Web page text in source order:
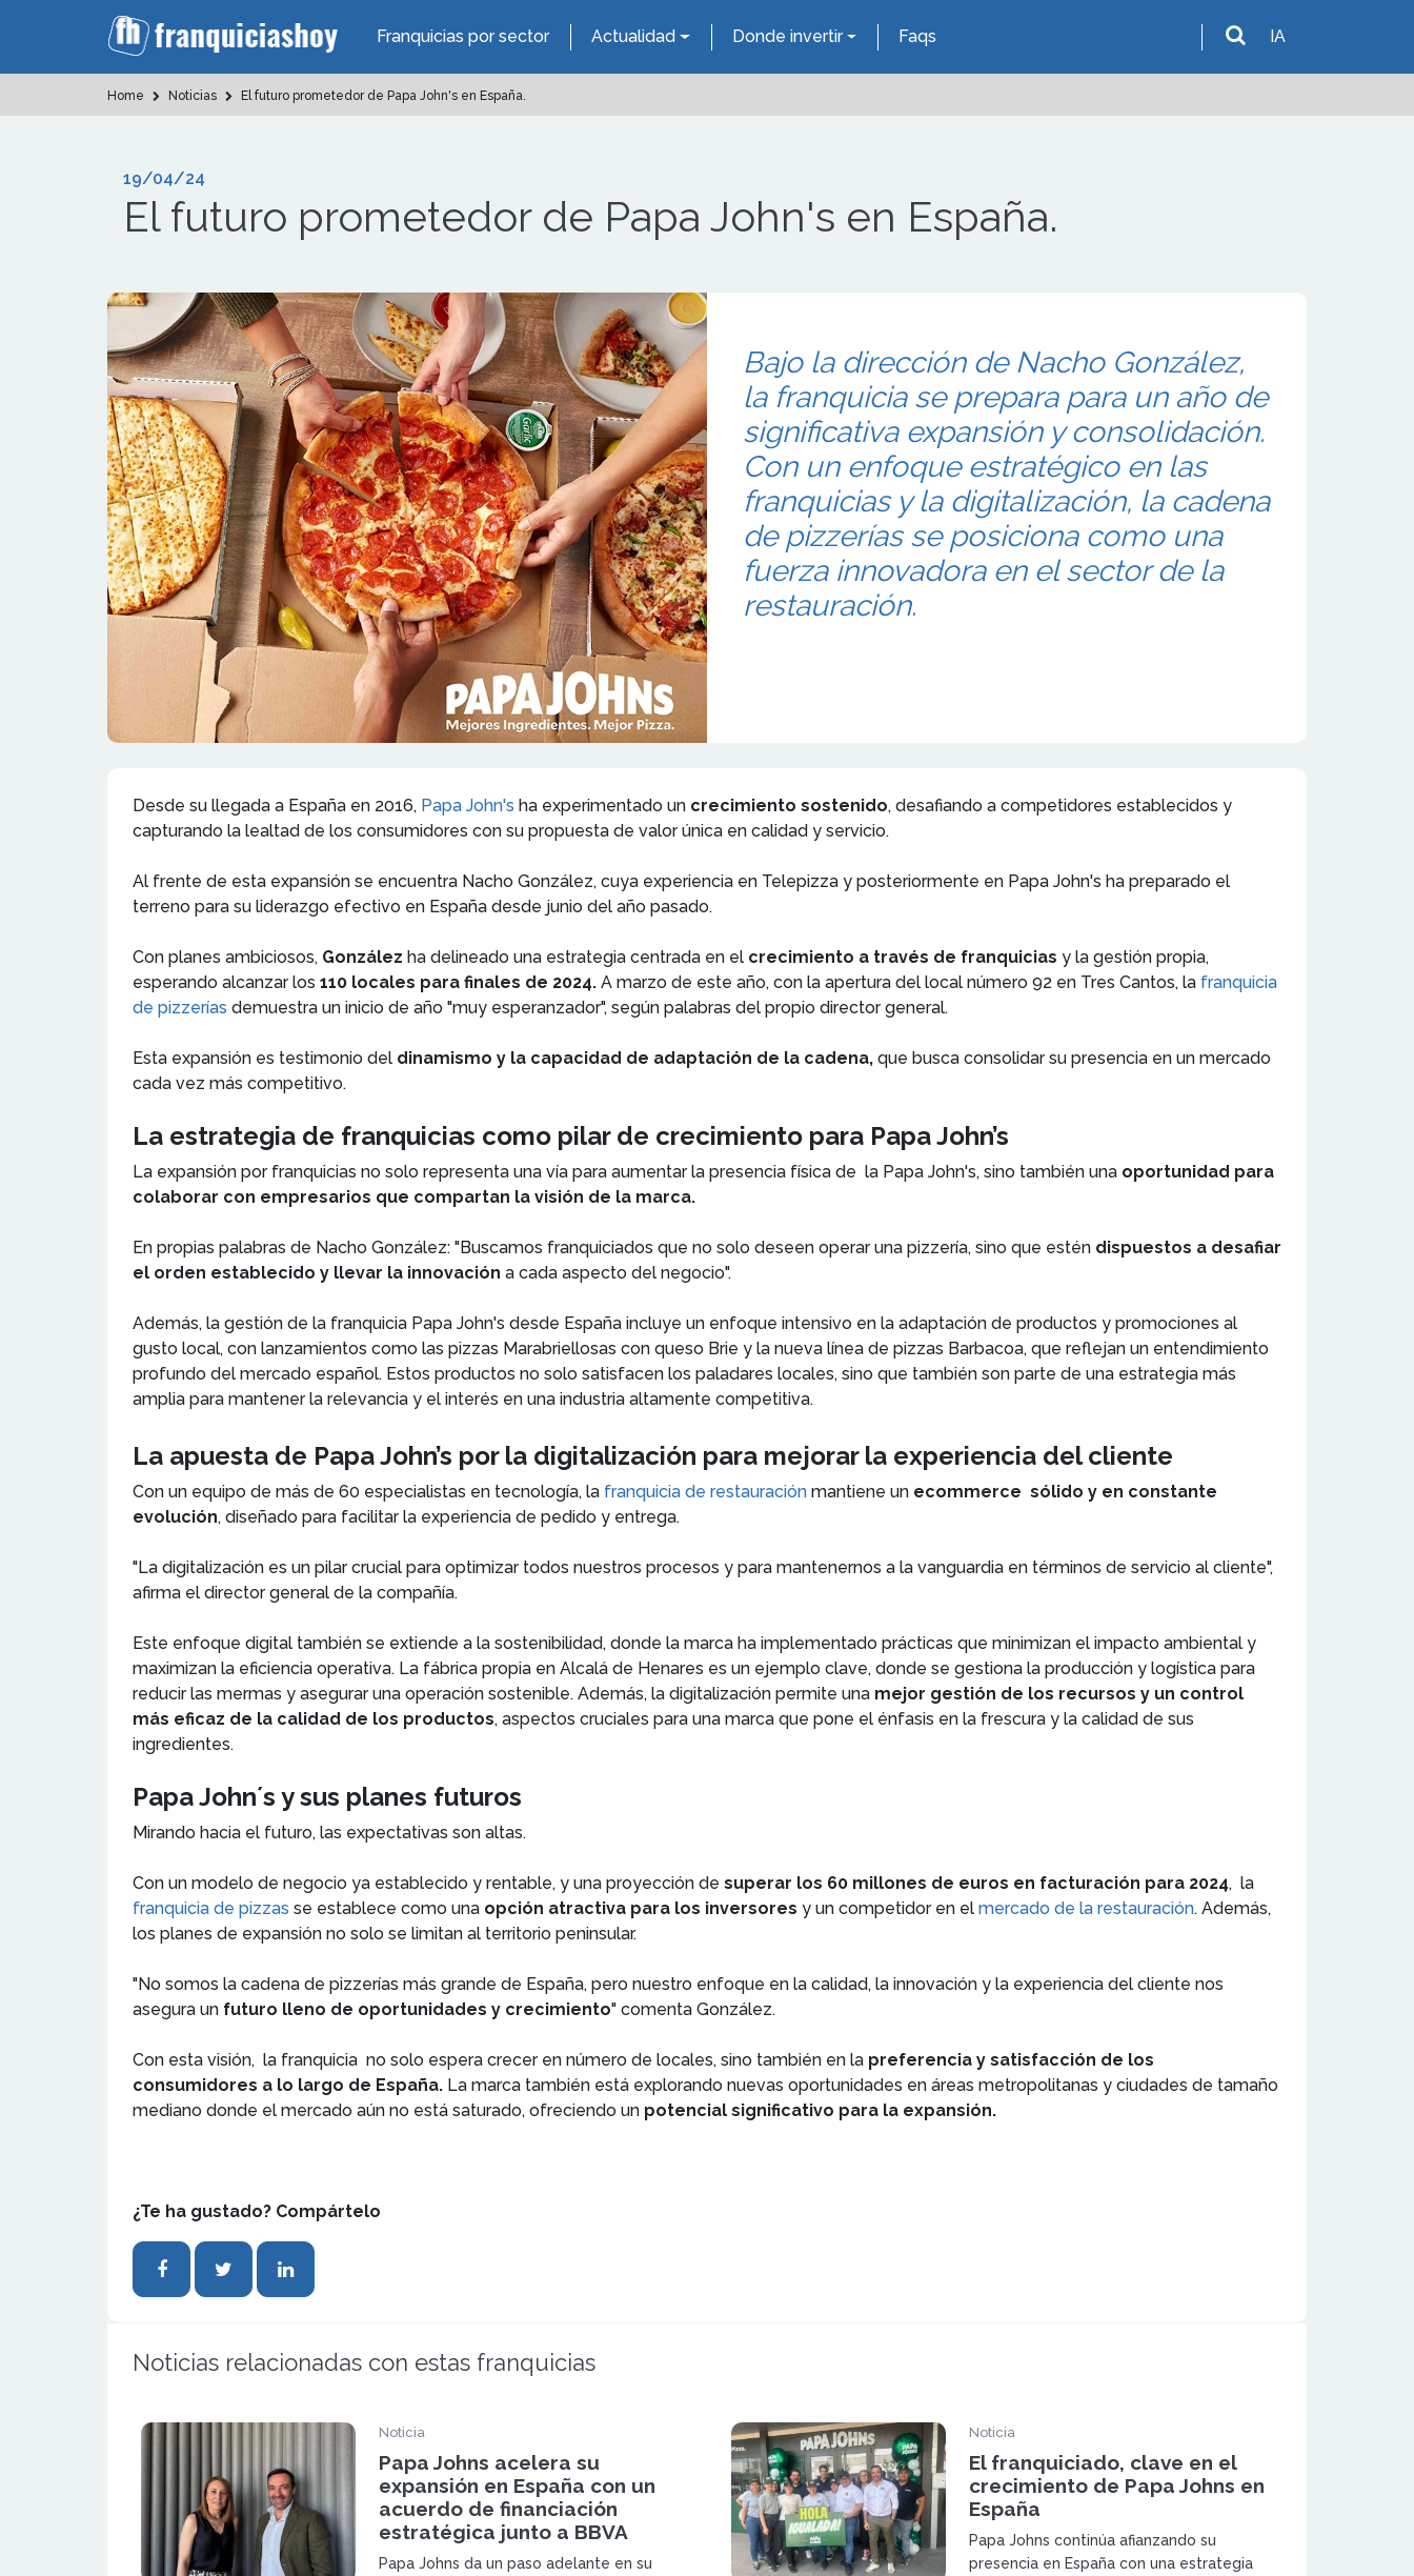
Franquicias por sector Actualidad Donde invertir Faqs IA
Home Noticias El futuro prometedor de Papa John's en España.
19/04/24
El futuro prometedor de Papa John's en España.
Bajo la dirección de Nacho González,
la franquicia se prepara para un año de
significativa expansión y consolidación.
Con un enfoque estratégico en las
franquicias y la digitalización, la cadena
de pizzerías se posiciona como una
fuerza innovadora en el sector de la
restauración.
Desde su llegada a España en 2016, Papa John's ha experimentado un crecimiento sostenido, desafiando a competidores establecidos y
capturando la lealtad de los consumidores con su propuesta de valor única en calidad y servicio.
Al frente de esta expansión se encuentra Nacho González, cuya experiencia en Telepizza y posteriormente en Papa John's ha preparado el
terreno para su liderazgo efectivo en España desde junio del año pasado.
Con planes ambiciosos, González ha delineado una estrategia centrada en el crecimiento a través de franquicias y la gestión propia,
esperando alcanzar los 110 locales para finales de 2024. A marzo de este año, con la apertura del local número 92 en Tres Cantos, la franquicia
de pizzerías demuestra un inicio de año "muy esperanzador", según palabras del propio director general.
Esta expansión es testimonio del dinamismo y la capacidad de adaptación de la cadena, que busca consolidar su presencia en un mercado
cada vez más competitivo.
La estrategia de franquicias como pilar de crecimiento para Papa John’s
La expansión por franquicias no solo representa una vía para aumentar la presencia física de la Papa John's, sino también una oportunidad para
colaborar con empresarios que compartan la visión de la marca.
En propias palabras de Nacho González: "Buscamos franquiciados que no solo deseen operar una pizzería, sino que estén dispuestos a desafiar
el orden establecido y llevar la innovación a cada aspecto del negocio".
Además, la gestión de la franquicia Papa John's desde España incluye un enfoque intensivo en la adaptación de productos y promociones al
gusto local, con lanzamientos como las pizzas Marabriellosas con queso Brie y la nueva línea de pizzas Barbacoa, que reflejan un entendimiento
profundo del mercado español. Estos productos no solo satisfacen los paladares locales, sino que también son parte de una estrategia más
amplia para mantener la relevancia y el interés en una industria altamente competitiva.
La apuesta de Papa John’s por la digitalización para mejorar la experiencia del cliente
Con un equipo de más de 60 especialistas en tecnología, la franquicia de restauración mantiene un ecommerce sólido y en constante
evolución, diseñado para facilitar la experiencia de pedido y entrega.
"La digitalización es un pilar crucial para optimizar todos nuestros procesos y para mantenernos a la vanguardia en términos de servicio al cliente",
afirma el director general de la compañía.
Este enfoque digital también se extiende a la sostenibilidad, donde la marca ha implementado prácticas que minimizan el impacto ambiental y
maximizan la eficiencia operativa. La fábrica propia en Alcalá de Henares es un ejemplo clave, donde se gestiona la producción y logística para
reducir las mermas y asegurar una operación sostenible. Además, la digitalización permite una mejor gestión de los recursos y un control
más eficaz de la calidad de los productos, aspectos cruciales para una marca que pone el énfasis en la frescura y la calidad de sus
ingredientes.
Papa John´s y sus planes futuros
Mirando hacia el futuro, las expectativas son altas.
Con un modelo de negocio ya establecido y rentable, y una proyección de superar los 60 millones de euros en facturación para 2024, la
franquicia de pizzas se establece como una opción atractiva para los inversores y un competidor en el mercado de la restauración. Además,
los planes de expansión no solo se limitan al territorio peninsular.
"No somos la cadena de pizzerías más grande de España, pero nuestro enfoque en la calidad, la innovación y la experiencia del cliente nos
asegura un futuro lleno de oportunidades y crecimiento" comenta González.
Con esta visión, la franquicia no solo espera crecer en número de locales, sino también en la preferencia y satisfacción de los
consumidores a lo largo de España. La marca también está explorando nuevas oportunidades en áreas metropolitanas y ciudades de tamaño
mediano donde el mercado aún no está saturado, ofreciendo un potencial significativo para la expansión.
¿Te ha gustado? Compártelo
Noticias relacionadas con estas franquicias
Noticia
Papa Johns acelera su
expansión en España con un
acuerdo de financiación
estratégica junto a BBVA
Papa Johns da un paso adelante en su
Noticia
El franquiciado, clave en el
crecimiento de Papa Johns en
España
Papa Johns continúa afianzando su
presencia en España con una estrategia